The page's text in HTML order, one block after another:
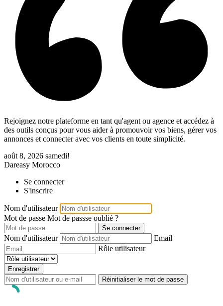
Rejoignez notre plateforme en tant qu'agent ou agence et accédez à
des outils conçus pour vous aider à promouvoir vos biens, gérer vos
annonces et connecter avec vos clients en toute simplicité.
août 8, 2026 samedi!
Dareasy Morocco
Se connecter
S'inscrire
Nom d'utilisateur
Mot de passe Mot de passse oublié ?
Se connecter
Nom d'utilisateur
Email
Rôle utilisateur
Enregistrer
Réinitialiser le mot de passe